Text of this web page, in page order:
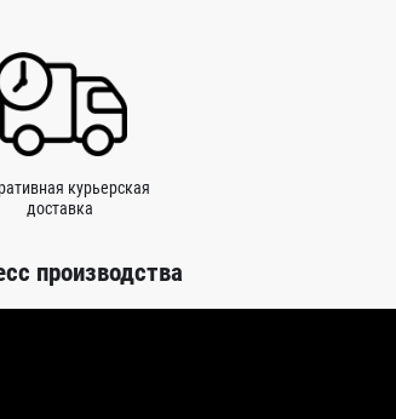
курьерская
доставка
производства